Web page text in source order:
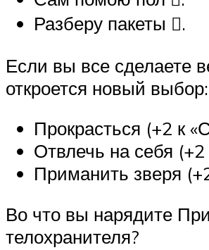
Разберу пакеты ️⃣.
Если вы все сделаете
откроется новый выбор:
Прокрасться (+2 к
Отвлечь на себя
Приманить зверя
Во что вы нарядите
телохранителя?